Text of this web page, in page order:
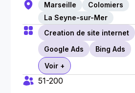
Marseille
Colomiers
La Seyne-sur-Mer
Creation de site internet
Google Ads
Bing Ads
Voir +
51-200